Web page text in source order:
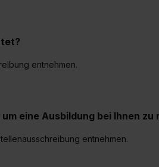
entnehmen.
eine Ausbildung bei Ihnen zu
entnehmen.